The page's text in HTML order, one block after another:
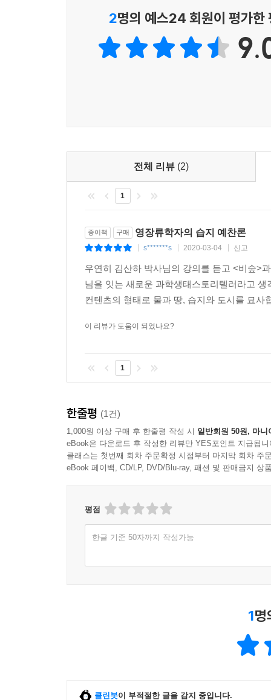
이 책을 쓴 한국 최초의 야생 영장류학자이자 생
탐구와 인문학적 사색을 결합한 글쓰기를 선보
연결되어 간 그가 인도네시아의 열대 우림, ‘비
이야기가 있으려면 해프닝이 필요하다. 무슨 일
않으면? 많은 이의 삶처럼. …… 다른 동물도 그럴
이 책은 ‘나’라는 인물이 영상 작품을 만드는 이
그것을 창작의 동력으로 삼아 영상을 완성해 가는
아침에 일어나 나갈 채비를 하고 세상으로 나와
것 없이 하루를 마치는 도시에서의 단조로운 삶
이유가 없게 느껴진다고 ‘나’는 말한다.
팟캐스트를 들으며, 또한 세상 곳곳을 연결하
물과 흙이 빚어 내는 역동적인 세계
그곳의 물렁물렁한 존재들을 말하다
한편 ‘나’가 듣는 「반쯤 잠긴 무대」의 주제는
습지의 탄소 저장량은 미국이 4년간 배출하는
그 대신 「반쯤 잠긴 무대」는 독자들로 하여금
흙, 그곳의 생명체들을 새롭게 살펴보고 생태적
일상적인 연습, 찰흙으로 만든 땅 모형에 물길을
2명의 예스24 회원이 평가한
전체 리뷰 (2)
1
종이책 구매 영장류학자의 습지 예찬론
s*******s 2020-03-04 신고
우연히 김산하 박사님의 강의를 듣고 <비숲>
님을 잇는 새로운 과학생태스토리텔러라고
컨텐츠의 형태로 물과 땅, 습지와 도시를 묘
이 리뷰가 도움이 되었나요?
1
한줄평 (1건)
1,000원 이상 구매 후 한줄평 작성 시 일반회원 50원, 마니
eBook은 다운로드 후 작성한 리뷰만 YES포인트 지급됩니
클래스는 첫번째 회차 주문확정 시점부터 마지막 회차 주
eBook 페이백, CD/LP, DVD/Blu-ray, 패션 및 판매금지 상
평점
한글 기준 50자까지 작성가능
1명
클린봇이 부적절한 글을 감지 중입니다.